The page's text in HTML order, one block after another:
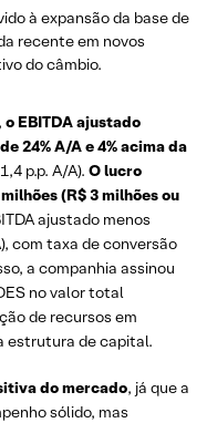
à expansão da base de
recente em novos
do câmbio.
o EBITDA ajustado
24% A/A e 4% acima da
p.p. A/A). O lucro
(R$ 3 milhões ou
ajustado menos
com taxa de conversão
a companhia assinou
no valor total
de recursos em
estrutura de capital.
do mercado, já que a
sólido, mas